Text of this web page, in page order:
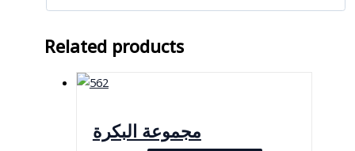
Related products
مجموعة البكرة